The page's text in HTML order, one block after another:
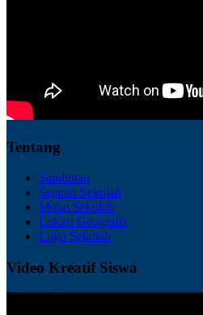
Tentang
Sambutan
Sejarah Sekolah
Motto Sekolah
Lokasi Geografis
Logo Sekolah
Video Kreatif Siswa